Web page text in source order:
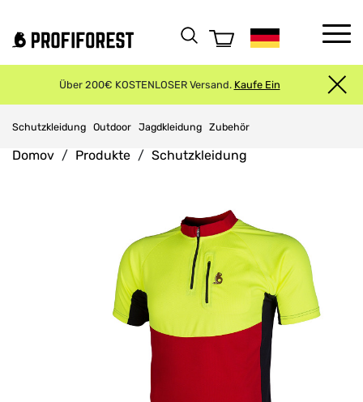
Über 200€ KOSTENLOSER Versand. Kaufe Ein
Schutzkleidung Outdoor Jagdkleidung Zubehör
Domov Produkte Schutzkleidung